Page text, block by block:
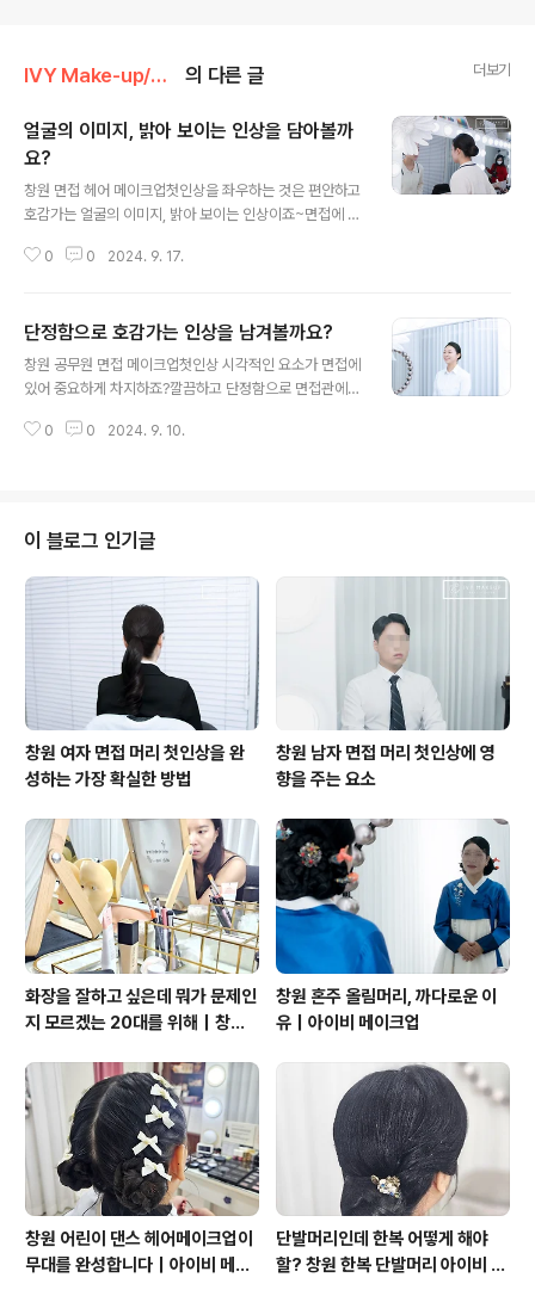
IVY Make-up/승무원면접메이크업 의 다른 글 더보기
얼굴의 이미지, 밝아 보이는 인상을 담아볼까
요?
창원 면접 헤어 메이크업첫인상을 좌우하는 것은 편안하고
호감가는 얼굴의 이미지, 밝아 보이는 인상이죠~면접에 맞
력을 발산시켜볼까요?? 창원 면접 헤어 메이크업1시
신의 매력을 발산시켜볼까요? 창원 면접 헤어 메이크업
장시간 대기시간과 면접에 무너짐과흐트러짐 없이 아이비
메이크업에당신의 스타일링을 맡겨보세요. 첫인상을
시간 동안 나에 대한 좋은 인상을 면접관들에게남기기 위
0 0 2024. 9. 17.
단정함으로 호감가는 인상을 남겨볼까요?
창원 공무원 면접 메이크업첫인상 시각적인 요소가 면접에
있어 중요하게 차지하죠?깔끔하고 단정함으로 면접관에
상을 결정하는 긴장되는 면접이기에외적인 부분도 신경이
러운 톤과 깔끔하고 매끈한 피부 표현, 하이라이트,치크로
생기 있으면서 환한 느낌으로 메이크업이 완성되었네요.창
원 공무원 면접 메이크업차분하면서 신중한 인상, 깔끔한
이미지를 줄 수 있는업피 헤어스타일로 아이비 메이크업이
마무리해볼까요? 면접 시 앞머리가 없는 편이 더욱 깔
끔하기 때문에얼굴형에 맞추어 부..
0 0 2024. 9. 10.
이 블로그 인기글
창원 여자 면접 머리 첫인상을 완
성하는 가장 확실한 방법
창원 남자 면접 머리 첫인상에 영
향을 주는 요소
화장을 잘하고 싶은데 뭐가 문제인
지 모르겠는 20대를 위해｜창원
이크업
창원 혼주 올림머리, 까다로운 이
유｜아이비 메이크업
창원 어린이 댄스 헤어메이크업이
무대를 완성합니다｜아이비 메이
단발머리인데 한복 어떻게 해야
할? 창원 한복 단발머리 아이비 메